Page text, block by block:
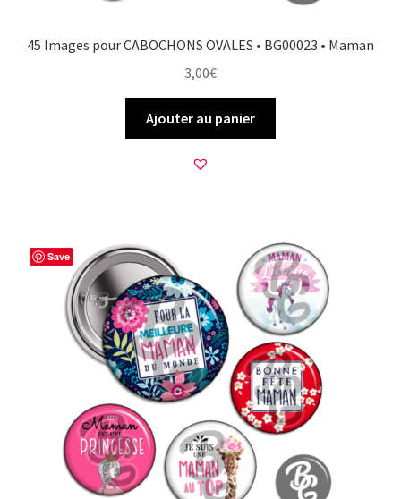
45 Images pour CABOCHONS OVALES • BG00023 • Maman
3,00€
Ajouter au panier
Save